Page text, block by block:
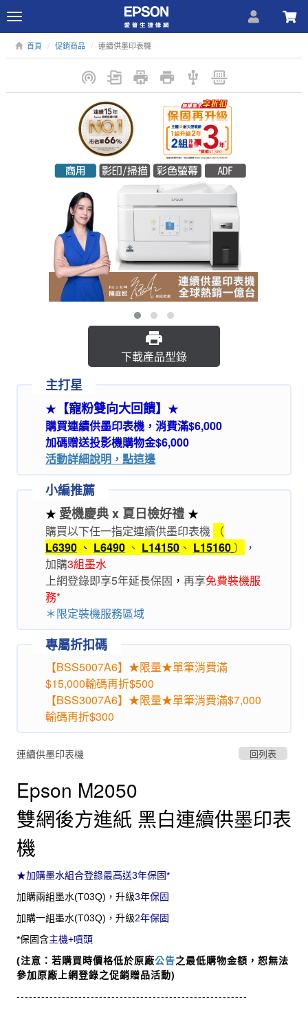
Toggle
navigation
首頁 促銷商品 連續供墨印表機
下載產品型錄
主打星
★ 【寵粉雙向大回饋】 ★
購買連續供墨印表機，消費滿$6,000
加碼贈送投影機購物金$6,000
活動詳細說明，點這邊
小編推薦
★ 愛機慶典 x 夏日檢好禮 ★
購買以下任一指定連續供墨印表機
（
L6390 、 L6490 、 L14150、 L15160 ）
，
加購3組墨水
上網登錄即享5年延長保固 ， 再享免費裝機服
務*
＊限定裝機服務區域
專屬折扣碼
【BSS5007A6】★限量★單筆消費滿
$15,000輸碼再折$500
【BSS3007A6】★限量★單筆消費滿$7,000
輸碼再折$300
連續供墨印表機 回列表
Epson M2050
雙網後方進紙 黑白連續供墨印表
機
★加購墨水組合登錄最高送3年保固*
加購兩組墨水(T03Q)，升級3年保固
加購一組墨水(T03Q)， 升級2年保固
*保固含主機+噴頭
(注意：若購買時價格低於原廠公告之最低購物金額，恕無法
參加原廠上網登錄之促銷贈品活動)
--------------------------------------------------------